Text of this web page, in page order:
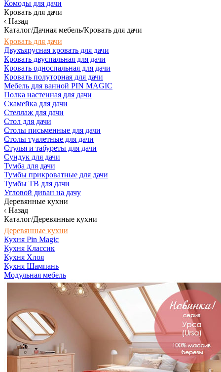
Комоды для дачи
Кровать для дачи
Назад
Каталог/Дачная мебель/Кровать для дачи
Кровать для дачи
Двухъярусная кровать для дачи
Кровать двуспальная для дачи
Кровать односпальная для дачи
Кровать полуторная для дачи
Мебель для ванной PIN MAGIC
Полка настенная для дачи
Скамейка для дачи
Стеллаж для дачи
Стол для дачи
Столы письменные для дачи
Столы туалетные для дачи
Стулья и табуреты для дачи
Сундук для дачи
Тумба для дачи
Тумбы прикроватные для дачи
Тумбы ТВ для дачи
Угловой диван на дачу
Деревянные кухни
Назад
Каталог/Деревянные кухни
Деревянные кухни
Кухня Pin Magic
Кухня Классик
Кухня Хлоя
Кухня Шампань
Модульная мебель